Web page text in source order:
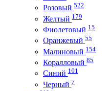
Розовый 522
Желтый 179
Фиолетовый 15
Оранжевый 55
Малиновый 154
Коралловый 85
Синий 101
Черный 7